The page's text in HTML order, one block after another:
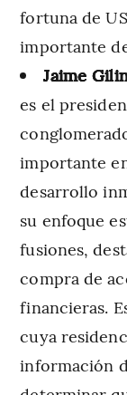
fortuna de
importante
Jaime
es el
importante
desarrollo
su enfoque
fusiones,
compra de
financieras.
cuya
información